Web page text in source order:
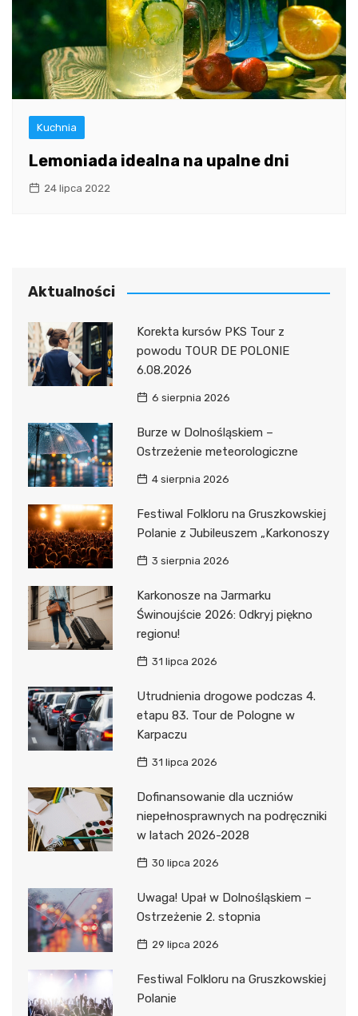
Kuchnia
Lemoniada idealna na upalne dni
24 lipca 2022
Aktualności
Korekta kursów PKS Tour z
powodu TOUR DE POLONIE
6.08.2026
6 sierpnia 2026
Burze w Dolnośląskiem –
Ostrzeżenie meteorologiczne
4 sierpnia 2026
Festiwal Folkloru na Gruszkowskiej
Polanie z Jubileuszem „Karkonoszy
3 sierpnia 2026
Karkonosze na Jarmarku
Świnoujście 2026: Odkryj piękno
regionu!
31 lipca 2026
Utrudnienia drogowe podczas 4.
etapu 83. Tour de Pologne w
Karpaczu
31 lipca 2026
Dofinansowanie dla uczniów
niepełnosprawnych na podręczniki
w latach 2026-2028
30 lipca 2026
Uwaga! Upał w Dolnośląskiem –
Ostrzeżenie 2. stopnia
29 lipca 2026
Festiwal Folkloru na Gruszkowskiej
Polanie